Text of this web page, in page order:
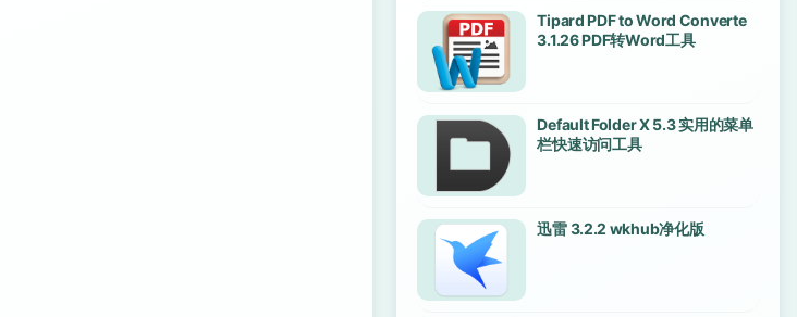
Tipard PDF to Word Converte
3.1.26 PDF转Word工具
Default Folder X 5.3 实用的菜单
栏快速访问工具
迅雷 3.2.2 wkhub净化版